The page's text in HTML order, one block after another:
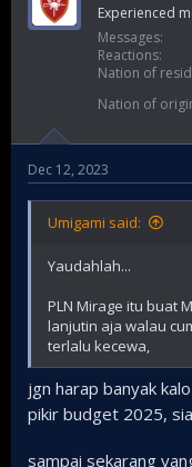
Experienced
Messages
Reactions
Nation of
Nation of
Dec 12, 2023
Umigami said:
Yaudahlah...
PLN Mirage itu buat
lanjutin aja walau
terlalu kecewa,
jgn harap banyak
pikir budget 2025,
sampai sekarang